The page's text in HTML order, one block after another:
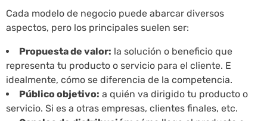
Cada modelo de negocio puede abarcar diversos
aspectos, pero los principales suelen ser:
Propuesta de valor: la solución o beneficio que
representa tu producto o servicio para el cliente. E
idealmente, cómo se diferencia de la competencia.
Público objetivo: a quién va dirigido tu producto o
servicio. Si es a otras empresas, clientes finales, etc.